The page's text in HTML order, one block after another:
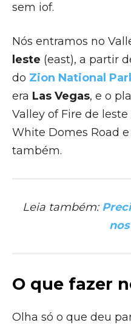
sem iof.
Nós entramos no
leste (east), a partir
do Zion National
era Las Vegas, e o
Valley of Fire de
White Domes Road
também.
Leia também:
O que fazer
Olha só o que deu